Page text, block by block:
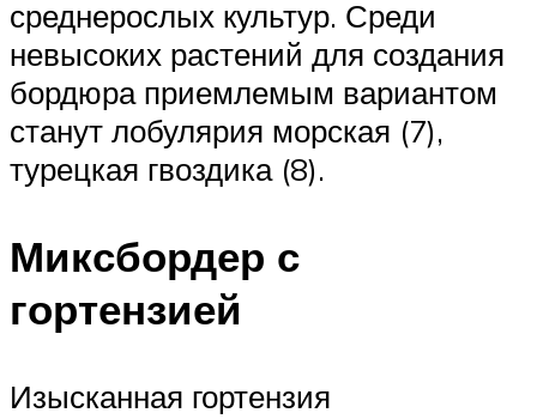
среднерослых культур. Среди
невысоких растений для создания
бордюра приемлемым вариантом
станут лобулярия морская (7),
турецкая гвоздика (8).
Миксбордер с
гортензией
Изысканная гортензия